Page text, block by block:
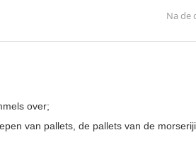
Na de
over;
van pallets, de pallets van de